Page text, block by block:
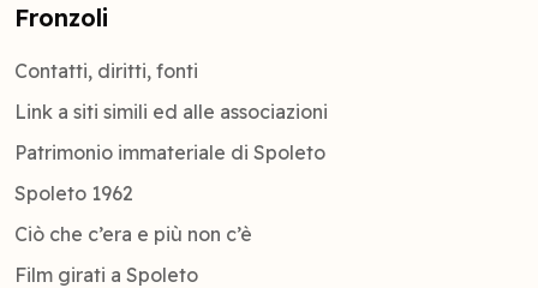
Fronzoli
Contatti, diritti, fonti
Link a siti simili ed alle associazioni
Patrimonio immateriale di Spoleto
Spoleto 1962
Ciò che c’era e più non c’è
Film girati a Spoleto